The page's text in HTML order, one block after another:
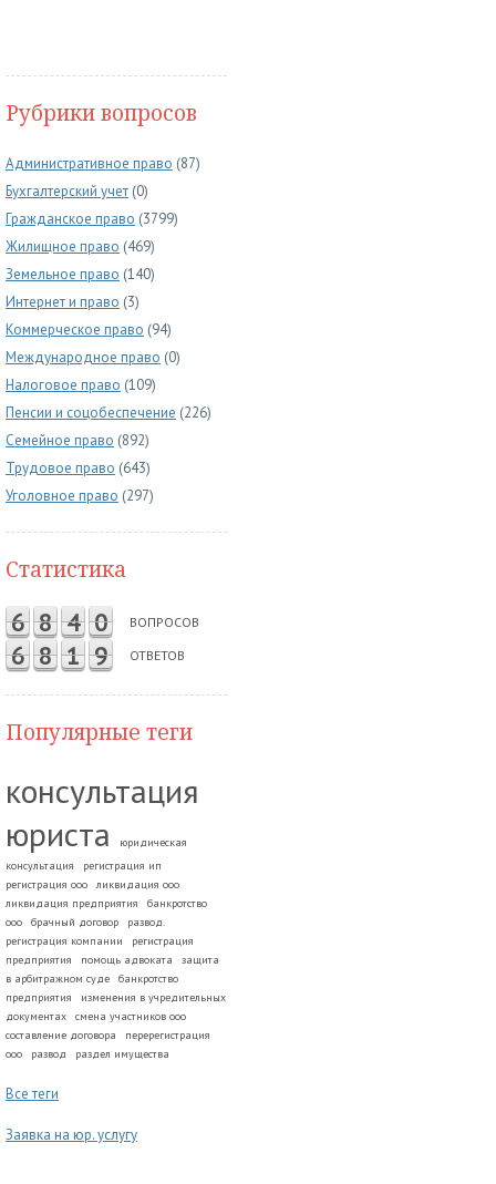
Рубрики вопросов
Административное право (87)
Бухгалтерский учет (0)
Гражданское право (3799)
Жилищное право (469)
Земельное право (140)
Интернет и право (3)
Коммерческое право (94)
Международное право (0)
Налоговое право (109)
Пенсии и соцобеспечение (226)
Семейное право (892)
Трудовое право (643)
Уголовное право (297)
Статистика
6 8 4 0 ВОПРОСОВ
6 8 1 9 ОТВЕТОВ
Популярные теги
консультация
юриста
юридическая
консультация
регистрация ип
регистрация ооо
ликвидация ооо
ликвидация предприятия
банкротство
ооо
брачный договор
развод.
регистрация компании
регистрация
предприятия
помощь адвоката
защита
в арбитражном суде
банкротство
предприятия
изменения в учредительных
документах
смена участников ооо
составление договора
перерегистрация
ооо
развод раздел имущества
Все теги
Заявка на юр. услугу